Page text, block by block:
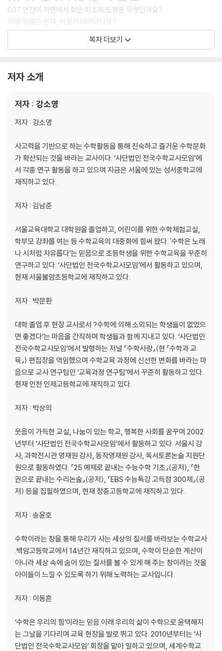
007 인간이 자연에서 찾은 최초의 도형은 무엇인가요?
008 확률은 언제, 어떻게 태어났나요?
009 수학 문제를 해결하는 일반적인 과정이 있나요?
011 도형을 이루는 기본 요소인 점이 도대체 뭐예요?
013 정다각형만으로 평면을 채울 수 있나요?
015 다각형의 내각의 크기의 합은 어떻게 구하나요?
017 임의의 사각형으로 바닥을 빈틈없이 채울 수 있나요?
018 뿔의 부피는 왜 기둥 부피의 1/3인가요?
019 다각형의 넓이는 어떻게 구하나요?
020 서로 다른 4개의 점을 지나는 원은 항상 존재하나요?
022 지구 둘레의 길이는 어떻게 구하나요?
024 사각형의 무게중심은 어떻게 찾을 수 있나요?
3장. 수와 연산, 계산은 뭐고, 연산은 뭐지?
025 회문수가 무엇인가요?
026 무수히 많은 유리수를 빠짐없이 셀 수 있나요?
028 인도-아라비아 숫자가 변했다구요?
029 19 ×19단을 외우지 않고도 알 수 있는 규칙이 있나요?
030 소수만 걸러내는 체가 있다던데요?
031 신비한 숫자 7에 대하여
032 일주일은 왜 7일이 되었나요?
033 ‘찰나’가 수를 나타내는 단위라구요?
034 완전한 수가 있다구요?
035 도형수가 무엇인가요?
037 문자를 사용하는 이유는 무엇인가요?
039 유리수와 분수는 다른 건가요?
040 0은 짝수인가요?
041 무리수의 사칙연산에 대해 질문 있어요!
042 음수를 빼는 것이 양수를 더하는 것과 왜 같나요?
043 (-)×(-)=(+)가 되는 이유는 무엇인가요?
044 황금비가 무엇인가요?
046 0.999…=1인가요?
048 소수가 무한히 많다는 것을 어떻게 알 수 있나요?
049 무리수가 실생활에 어떻게 쓰이나요?
050 원주율을 정확히 구하는 방법은?
051 내년의 오늘 날짜는 왜 하루씩 요일이 밀려가나요?
053 암호를 만드는 데 소수를 어떻게 이용하나요?
055 100%(퍼센트) 세일 = 공짜?
056 백분율에 함정이 있다던데요?
목차 더보기
저자 소개
저자 : 강소영
저자 : 강소영
사고력을 기반으로 하는 수학활동을 통해 친숙하고 즐거운 수학문화
가 확산되는 것을 바라는 교사이다. ‘사단법인 전국수학교사모임’에
서 각종 연구 활동을 하고 있으며 지금은 서울에 있는 성서중학교에
재직하고 있다.
저자 : 김남준
서울교육대학교 대학원을 졸업하고, 어린이를 위한 수학체험교실,
학부모 강좌를 여는 등 수학교육의 대중화에 힘써 왔다. '수학은 노래
나 시처럼 자유롭다’는 믿음으로 초등학생을 위한 수학교육을 꾸준히
연구하고 있다. ‘사단법인 전국수학교사모임’에서 활동하고 있으며,
현재 서울불암초등학교에 재직하고 있다.
저자 : 박문환
대학 졸업 후 현장 교사로서 ?수학에 의해 소외되는 학생들이 없었으
면 좋겠다’는 마음을 간직하며 학생들과 함께 지내고 있다. ‘사단법인
전국수학교사모임’에서 발행하는 저널 『수학사랑』(현 『수학과 교
육』) 편집장을 역임했으며 수학교육 과정에 신선한 변화를 바라는 마
음으로 교사 연구팀인 ‘교육과정 연구팀’에서 꾸준히 활동하고 있다.
현재 인천 인제고등학교에 재직하고 있다.
저자 : 박상의
웃음이 가득한 교실, 나눔이 있는 학교, 행복한 사회를 꿈꾸며 2002
년부터 ‘사단법인 전국수학교사모임’에서 활동하고 있다. 서울시 강
사, 과학전시관 영재원 강사, 동작영재원 강사, 독서토론논술 지원단
원으로 활동하였다. 『25 예제로 끝내는 수능수학 기초』(공저), 『한
권으로 끝내는 수리논술』(공저), 『EBS 수능특강 고득점 300제』(공
저) 등을 집필하였으며, 현재 장충고등학교에 재직하고 있다.
저자 : 송윤호
수학이라는 창을 통해 우리가 사는 세상의 질서를 바라보는 수학교사
.백암고등학교에서 14년간 재직하고 있으며, 수학이 단순한 계산이
아니라 세상 속에 숨어 있는 질서를 볼 수 있게 해 주는 창이라는 것을
아이들이 느낄 수 있도록 하기 위해 노력하는 교사입니다.
저자 : 이동흔
‘수학은 우리의 힘’이라는 믿음 아래 우리의 삶이 수학으로 윤택해지
는 그날을 기다리며 교육 현장을 발로 뛰고 있다. 2010년부터는 ‘사
단법인 전국수학교사모임’ 회장을 맡아 일하고 있으며, 세계수학교